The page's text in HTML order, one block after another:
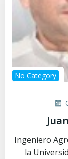
No Category
Ingeniero
la